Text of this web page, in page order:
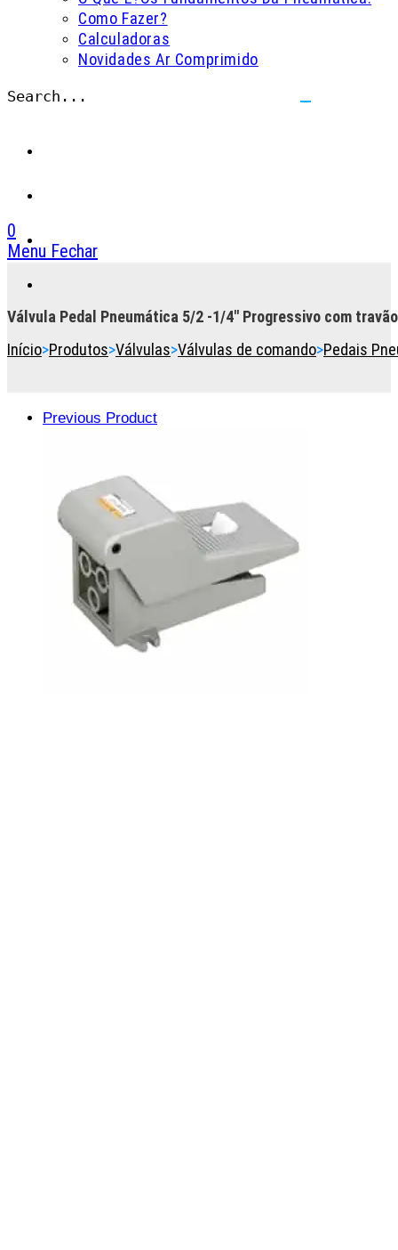
Como Fazer?
Calculadoras
Novidades Ar Comprimido
Search...
0
Menu Fechar
button
expand
Válvula Pedal Pneumática 5/2 -1/4″ Progressivo com
Início>Produtos>Válvulas>Válvulas de comando>Pedais
Previous Product